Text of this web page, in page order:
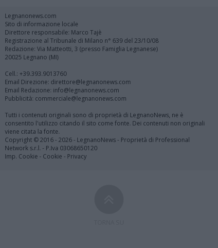
Legnanonews.com
Sito di informazione locale
Direttore responsabile: Marco Tajè
Registrazione al Tribunale di Milano n° 639 del 23/10/08
Redazione: Via Matteotti, 3 (presso Famiglia Legnanese)
20025 Legnano (MI)
Cell.: +39.393.9013760
Email Direzione: direttore@legnanonews.com
Email Redazione: info@legnanonews.com
Pubblicità: commerciale@legnanonews.com
Tutti i contenuti originali sono di proprietà di LegnanoNews, ne è
consentito l'utilizzo citando il sito come fonte. Dei contenuti non originali
viene citata la fonte.
Copyright © 2016 - 2026 - LegnanoNews - Proprietà di Professional
Network s.r.l. - P.Iva 03068650120
Imp. Cookie - Cookie - Privacy